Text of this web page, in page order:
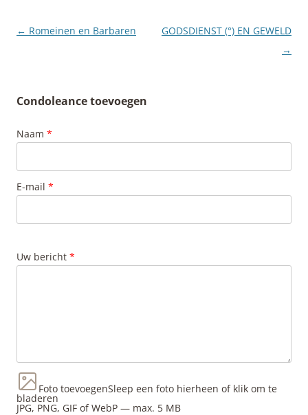
Berichtnavigatie
← Romeinen en Barbaren
GODSDIENST (°) EN GEWELD
→
Condoleance toevoegen
Naam *
E-mail *
Uw bericht *
Foto toevoegenSleep een foto hierheen of klik om te
bladeren
JPG, PNG, GIF of WebP — max. 5 MB